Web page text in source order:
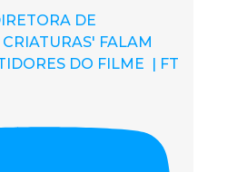
DE
FALAM
DO FILME | FT